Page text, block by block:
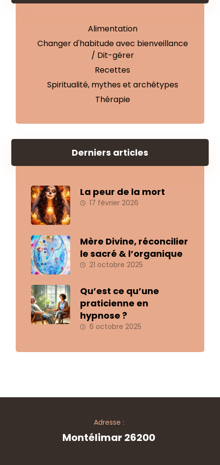
Alimentation
Changer d'habitude avec bienveillance
/ Dit-gérer
Recettes
Spiritualité, mythes et archétypes
Thérapie
Derniers articles
La peur de la mort
17 février 2026
Mère Divine, réconcilier
le sacré & l’organique
21 octobre 2025
Qu’est ce qu’une
praticienne en
hypnose ?
6 octobre 2025
Adresse :
Montélimar 26200